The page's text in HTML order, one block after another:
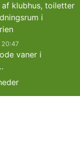
af klubhus, toiletter
i
20:47
vaner i